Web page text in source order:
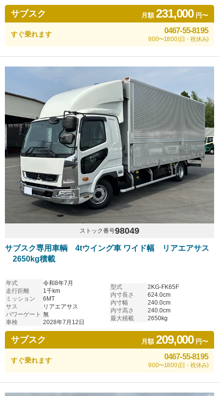
サブスク 月額231,000円〜
すぐ乗れます 0467-55-8195
9:00〜18:00 (日・祝休み)
ストック番号98049
サブスク専用車輌 4tウイング車 ワイド幅 リアエアサス
2650kg積載
年式
令和8年7月
走行距離
1千km
ミッション
6MT
サス
リアエアサス
パワーゲート 無
車検
2028年7月12日
型式
2KG-FK65F
内寸長さ
624.0cm
内寸幅
240.0cm
内寸高さ
240.0cm
最大積載
2650kg
サブスク 月額209,000円〜
すぐ乗れます 0467-55-8195
9:00〜18:00 (日・祝休み)